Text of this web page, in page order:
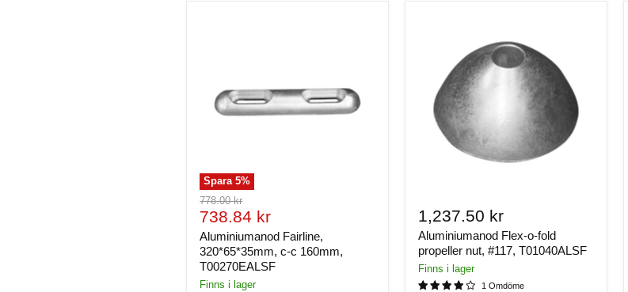
Spara5%
Ursprungligt
pris
778.00 kr
Nuvarande
pris
738.84 kr
Aluminiumanod Fairline,
320*65*35mm, c-c 160mm,
T00270EALSF
Finns i lager
1,237.50 kr
Aluminiumanod Flex-o-fold
propeller nut, #117, T01040ALSF
Finns i lager
1 Omdöme